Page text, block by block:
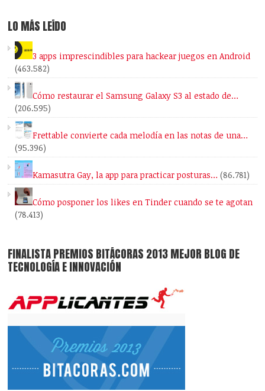
LO MÁS LEÍDO
3 apps imprescindibles para hackear juegos en Android
(463.582)
Cómo restaurar el Samsung Galaxy S3 al estado de…
(206.595)
Frettable convierte cada melodía en las notas de una…
(95.396)
Kamasutra Gay, la app para practicar posturas… (86.781)
Cómo posponer los likes en Tinder cuando se te agotan
(78.413)
FINALISTA PREMIOS BITÁCORAS 2013 MEJOR BLOG DE
TECNOLOGÍA E INNOVACIÓN